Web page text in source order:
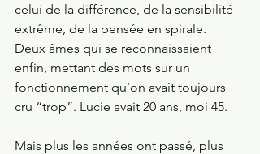
celui de la différence, de la sensibilité
extrême, de la pensée en spirale.
Deux âmes qui se reconnaissaient
enfin, mettant des mots sur un
fonctionnement qu’on avait toujours
cru “trop”. Lucie avait 20 ans, moi 45.
Mais plus les années ont passé, plus